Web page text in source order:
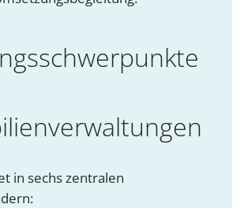
in sechs zentralen